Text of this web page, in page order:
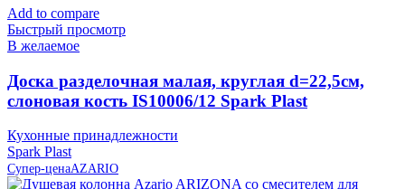
Add to compare
Быстрый просмотр
В желаемое
Доска разделочная малая, круглая d=22,5см,
слоновая кость IS10006/12 Spark Plast
Кухонные принадлежности
Spark Plast
Супер-ценаAZARIO